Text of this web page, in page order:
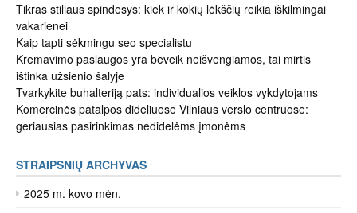
Tikras stiliaus spindesys: kiek ir kokių lėkščių reikia iškilmingai
vakarienei
Kaip tapti sėkmingu seo specialistu
Kremavimo paslaugos yra beveik neišvengiamos, tai mirtis
ištinka užsienio šalyje
Tvarkykite buhalteriją pats: individualios veiklos vykdytojams
Komercinės patalpos dideliuose Vilniaus verslo centruose:
geriausias pasirinkimas nedidelėms įmonėms
STRAIPSNIŲ ARCHYVAS
2025 m. kovo mėn.